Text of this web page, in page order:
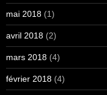
mai 2018 (1)
avril 2018 (2)
mars 2018 (4)
février 2018 (4)